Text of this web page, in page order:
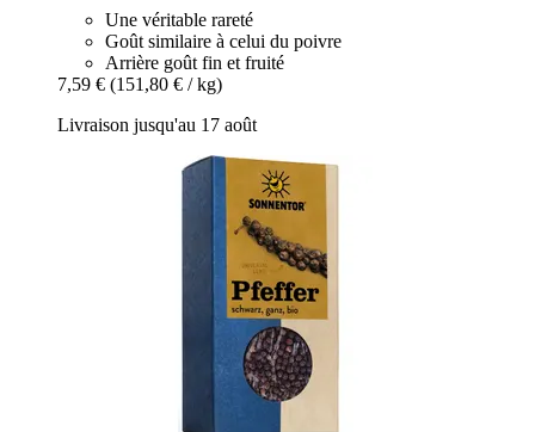
Une véritable rareté
Goût similaire à celui du poivre
Arrière goût fin et fruité
7,59 € (151,80 € / kg)
Livraison jusqu'au 17 août